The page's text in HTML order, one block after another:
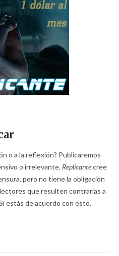
o a la reflexión? Publicaremos
o irrelevante. Replicantecree
pero no tiene la obligación
que resulten contrarias a
estás de acuerdo con esto,